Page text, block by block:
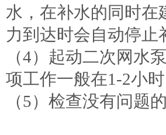
水，在补水的同时在
力到达时会自动停止
（4）起动二次网水
项工作一般在1-2小
（5）检查没有问题